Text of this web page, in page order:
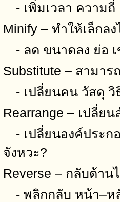
- เพิ่มเวลา ความ
Minify – ทำให้เล็กล
- ลด ขนาดลง ย่อ
Substitute – สามา
- เปลี่ยนคน วัสดุ วิ
Rearrange – เปลี่ย
- เปลี่ยนองค์ประก
จังหวะ?
Reverse – กลับด้าน
- พลิกกลับ หน้า–ห